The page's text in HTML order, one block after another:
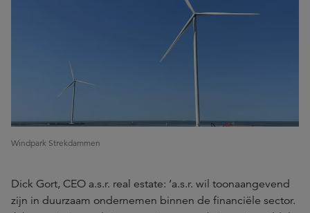
Windpark Strekdammen
Dick Gort, CEO a.s.r. real estate: ‘a.s.r. wil toonaangevend
zijn in duurzaam ondernemen binnen de financiële sector.